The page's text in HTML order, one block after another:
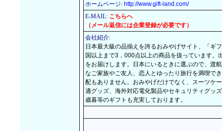
ホームページ: http://www.gift-land.com/
E-MAIL: こちらへ
（メール返信には企業登録が必要です）
会社紹介:
日本最大級の品揃えを誇るおみやげサイト、「ギ
国以上まで3，000点以上の商品を扱っています
をお届けします。日本にいるときに選ぶので、渡
なご家族やご友人、恋人とゆったり旅行を満喫で
配もありません。おみやげだけでなく、スーツケ
適グッズ、海外対応電化製品やセキュリティグッ
歳暮等のギフトも充実しております。